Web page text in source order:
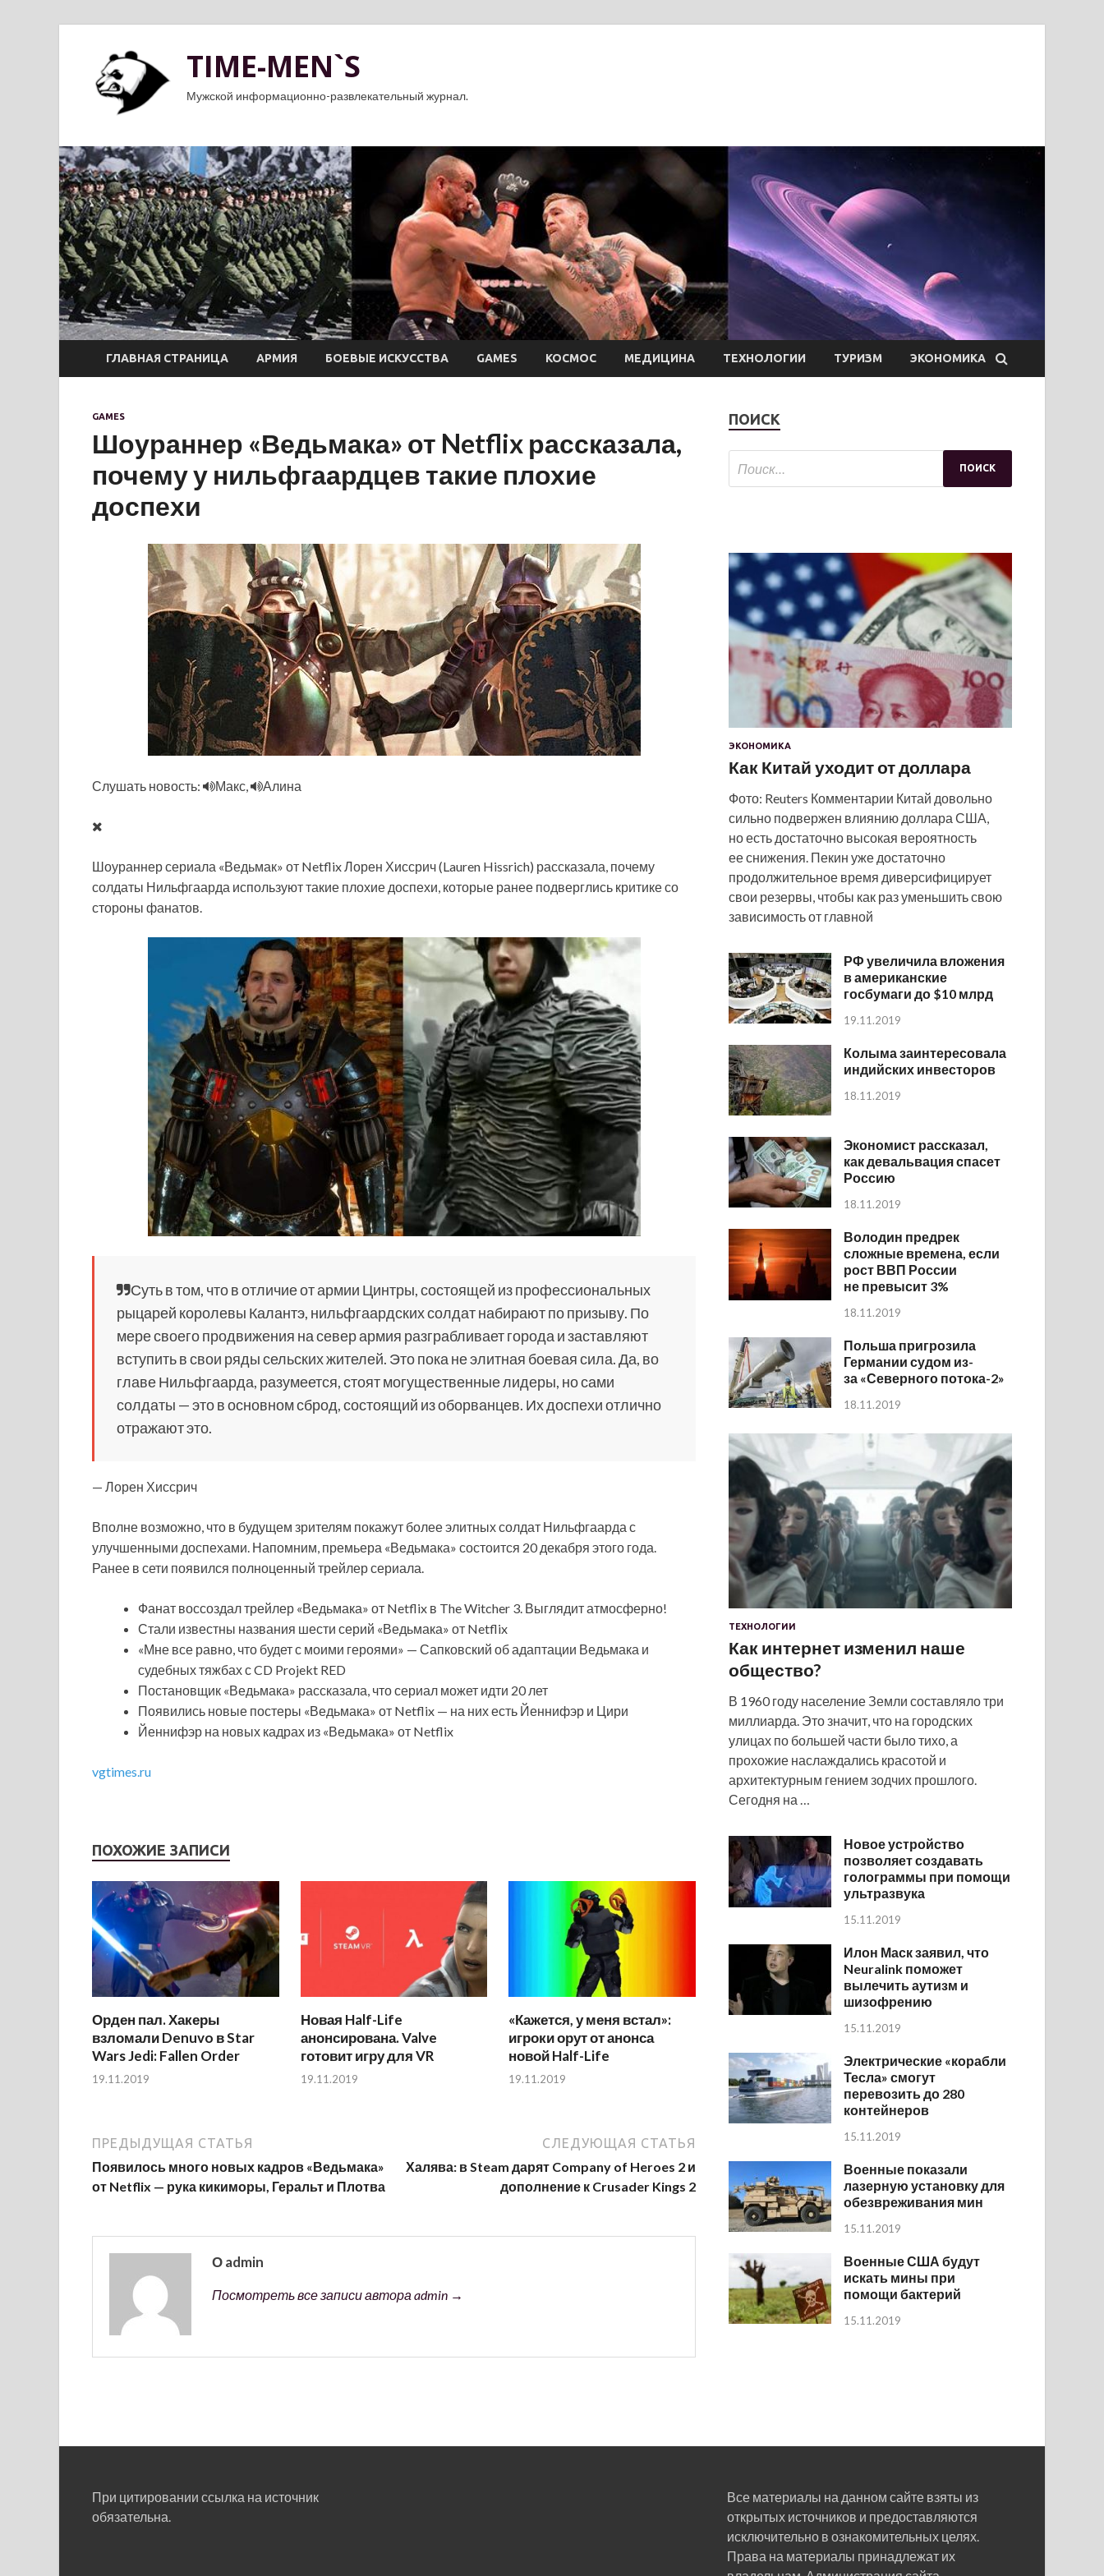
TIME-MEN`S
Мужской информационно-развлекательный журнал.
ГЛАВНАЯ СТРАНИЦА АРМИЯ БОЕВЫЕ ИСКУССТВА GAMES КОСМОС МЕДИЦИНА ТЕХНОЛОГИИ ТУРИЗМ ЭКОНОМИКА
GAMES
Шоураннер «Ведьмака» от Netflix рассказала,
почему у нильфгаардцев такие плохие
доспехи
Слушать новость: Макс, Алина
Шоураннер сериала «Ведьмак» от Netflix Лорен Хиссрич (Lauren Hissrich) рассказала, почему
солдаты Нильфгаарда используют такие плохие доспехи, которые ранее подверглись критике со
стороны фанатов.
Суть в том, что вотличие от армии Цинтры, состоящей из профессиональных
рыцарей королевы Калантэ, нильфгаардских солдат набирают по призыву. По
мере своего продвижения на север армия разграбливает города и заставляют
вступить в свои ряды сельских жителей. Это пока не элитная боевая сила. Да, во
главе Нильфгаарда, разумеется, стоят могущественные лидеры, но сами
солдаты — это в основном сброд, состоящий из оборванцев. Их доспехи отлично
отражают это.
— Лорен Хиссрич
Вполне возможно, что в будущем зрителям покажут более элитных солдат Нильфгаарда с
улучшенными доспехами. Напомним, премьера «Ведьмака» состоится 20 декабря этого года.
Ранее в сети появился полноценный трейлер сериала.
Фанат воссоздал трейлер «Ведьмака» от Netflix в The Witcher 3. Выглядит атмосферно!
Стали известны названия шести серий «Ведьмака» от Netflix
«Мне все равно, что будет с моими героями» — Сапковский об адаптации Ведьмака и
судебных тяжбах с CD Projekt RED
Постановщик «Ведьмака» рассказала, что сериал может идти 20 лет
Появились новые постеры «Ведьмака» от Netflix — на них есть Йеннифэр и Цири
Йеннифэр на новых кадрах из «Ведьмака» от Netflix
vgtimes.ru
ПОХОЖИЕ ЗАПИСИ
Орден пал. Хакеры
взломали Denuvo в Star
Wars Jedi: Fallen Order
19.11.2019
Новая Half-Life
анонсирована. Valve
готовит игру для VR
19.11.2019
«Кажется, у меня встал»:
игроки орут от анонса
новой Half-Life
19.11.2019
ПРЕДЫДУЩАЯ СТАТЬЯ
Появилось много новых кадров «Ведьмака»
от Netflix — рука кикиморы, Геральт и Плотва
СЛЕДУЮЩАЯ СТАТЬЯ
Халява: в Steam дарят Company of Heroes 2 и
дополнение к Crusader Kings 2
О admin
Посмотреть все записи автора admin →
ПОИСК
ЭКОНОМИКА
Как Китай уходит от доллара
Фото: Reuters Комментарии Китай довольно
сильно подвержен влиянию доллара США,
но есть достаточно высокая вероятность
ее снижения. Пекин уже достаточно
продолжительное время диверсифицирует
свои резервы, чтобы как раз уменьшить свою
зависимость от главной
РФ увеличила вложения
в американские
госбумаги до $10 млрд
19.11.2019
Колыма заинтересовала
индийских инвесторов
18.11.2019
Экономист рассказал,
как девальвация спасет
Россию
18.11.2019
Володин предрек
сложные времена, если
рост ВВП России
не превысит 3%
18.11.2019
Польша пригрозила
Германии судом из-
за «Северного потока-2»
18.11.2019
ТЕХНОЛОГИИ
Как интернет изменил наше
общество?
В 1960 году население Земли составляло три
миллиарда. Это значит, что на городских
улицах по большей части было тихо, а
прохожие наслаждались красотой и
архитектурным гением зодчих прошлого.
Сегодня на …
Новое устройство
позволяет создавать
голограммы при помощи
ультразвука
15.11.2019
Илон Маск заявил, что
Neuralink поможет
вылечить аутизм и
шизофрению
15.11.2019
Электрические «корабли
Тесла» смогут
перевозить до 280
контейнеров
15.11.2019
Военные показали
лазерную установку для
обезвреживания мин
15.11.2019
Военные США будут
искать мины при
помощи бактерий
15.11.2019
При цитировании ссылка на источник
обязательна.
Все материалы на данном сайте взяты из
открытых источников и предоставляются
исключительно в ознакомительных целях.
Права на материалы принадлежат их